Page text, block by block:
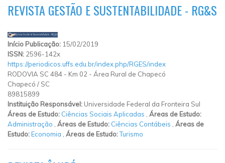
REVISTA GESTÃO E SUSTENTABILIDADE - RG&S
Início Publicação: 15/02/2019
ISSN: 2596-142x
https://periodicos.uffs.edu.br/index.php/RGES/index
RODOVIA SC 484 - Km 02 - Área Rural de Chapecó
Chapecó / SC
89815899
Instituição Responsável: Universidade Federal da Fronteira Sul
Áreas de Estudo: Ciências Sociais Aplicadas
Áreas de Estudo:
Administração
Áreas de Estudo: Ciências Contábeis
Áreas de
Estudo:Economia Áreas de Estudo:Turismo